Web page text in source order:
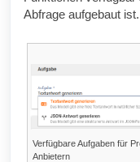
Abfrage aufgebaut ist.
Verfügbare Aufgaben für
Anbietern